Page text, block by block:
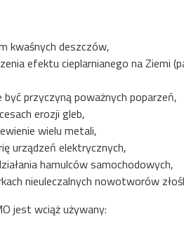
kwaśnych deszczów,
efektu cieplarnianego na Ziemi
przyczyną poważnych poparzeń,
erozji gleb,
wielu metali,
urządzeń elektrycznych,
hamulców samochodowych,
nieuleczalnych nowotworów
jest wciąż używany: